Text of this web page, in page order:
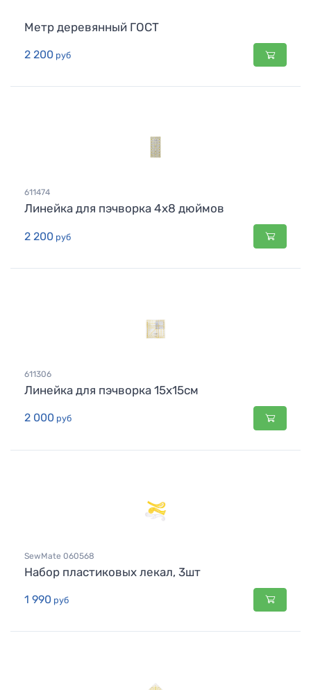
Метр деревянный ГОСТ
2 200 руб
611474
Линейка для пэчворка 4х8 дюймов
2 200 руб
611306
Линейка для пэчворка 15х15см
2 000 руб
SewMate 060568
Набор пластиковых лекал, 3шт
1 990 руб